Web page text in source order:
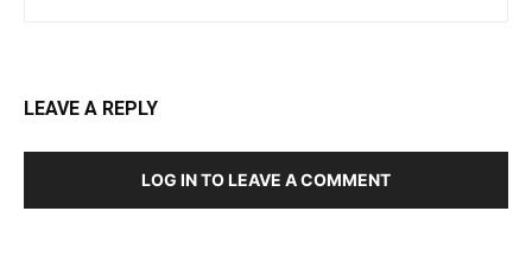
LEAVE A REPLY
LOG IN TO LEAVE A COMMENT